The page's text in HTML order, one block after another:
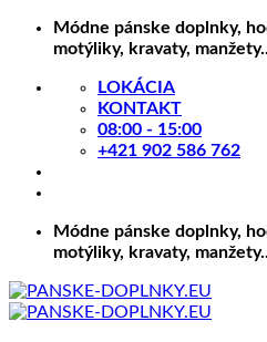
Skip
Módne pánske doplnky,
motýliky, kravaty,
LOKÁCIA
KONTAKT
08:00 - 15:00
+421 902 586 762
Módne pánske doplnky,
motýliky, kravaty,